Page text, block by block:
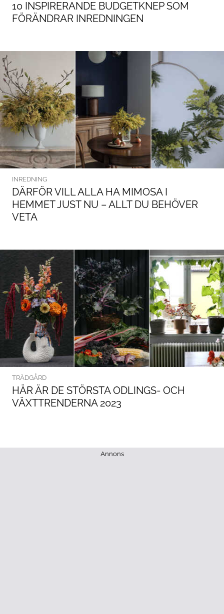
10 INSPIRERANDE BUDGETKNEP SOM
FÖRÄNDRAR INREDNINGEN
INREDNING
DÄRFÖR VILL ALLA HA MIMOSA I
HEMMET JUST NU – ALLT DU BEHÖVER
VETA
TRÄDGÅRD
HÄR ÄR DE STÖRSTA ODLINGS- OCH
VÄXTTRENDERNA 2023
Annons